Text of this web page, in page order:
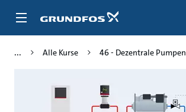
Inhalt
Alle Kurse 46 - Dezentrale